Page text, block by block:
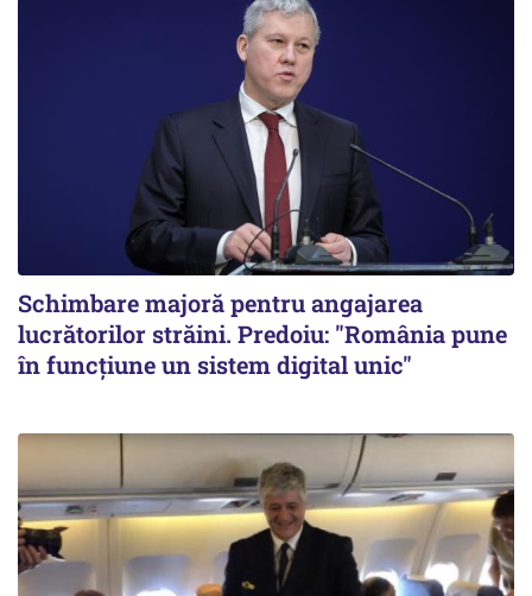
Schimbare majoră pentru angajarea
lucrătorilor străini. Predoiu: "România pune
în funcțiune un sistem digital unic"